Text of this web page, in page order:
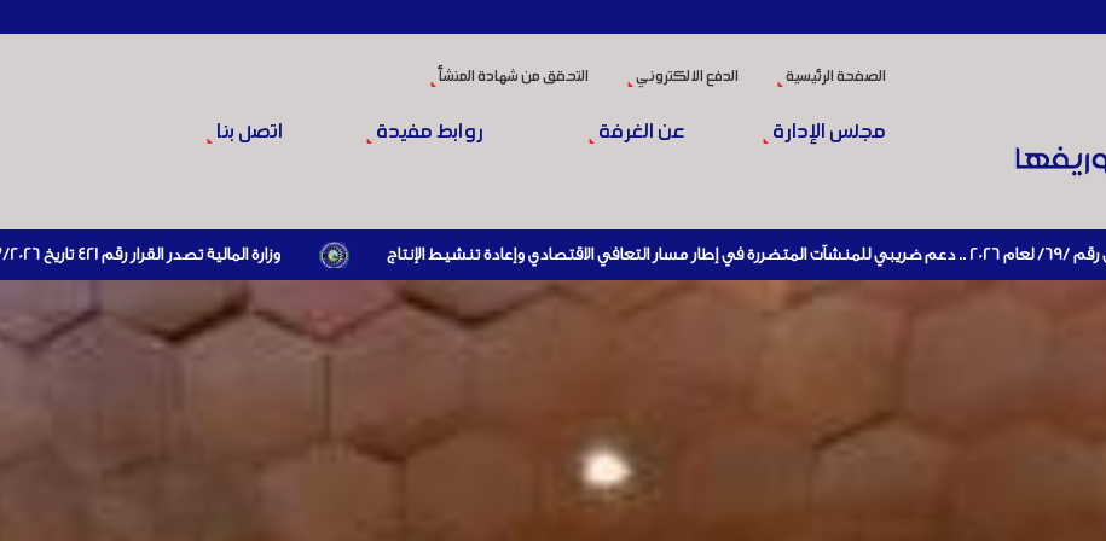
الصفحة الرئيسية الدفع الالكتروني التحقق من شهادة المنشأ
مجلس الإدارة عن الغرفة روابط مفيدة اتصل بنا
وزارة المالية تصدر القرار رقم 421 تاريخ 24/3/2026 المتضمن الزام المستوردين بإبراز براءة ذمة مالية سارية صادرة عن الهيئة العامة للضرائب والرسوم أو مديرياتها عند القيام بعمليات الاستيراد